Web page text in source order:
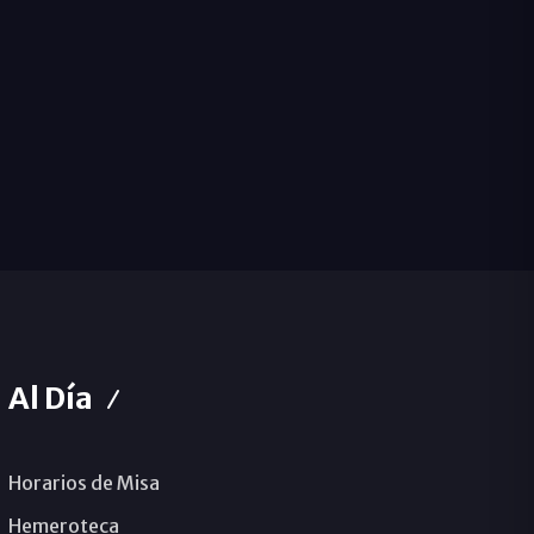
Al Día
Horarios de Misa
Hemeroteca